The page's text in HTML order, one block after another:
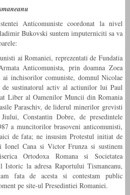
Anticomuniste coordonat la nivel
Bukovski suntem imputerniciti sa va
ai Romaniei, reprezentati de Fundatia
Anticomunista, prin doamna Zoea
ai inchisorilor comuniste, domnul Nicolae
sustinatorul activ al actiunilor lui Paul
Liber al Oamenilor Muncii din Romania
Paraschiv, de liderul minerilor grevisti
Constantin Dobre, de presedintele
a muncitorilor brasoveni anticomunisti,
de fata; ne insusim Protestul initiat de
Ionel Cana si Victor Frunza si sustinem
Ortodoxa Romana si Societatea
Istoric la adresa Raportului Tismaneanu,
fata de acesta si contestam public
pe site-ul Presedintiei Romaniei.